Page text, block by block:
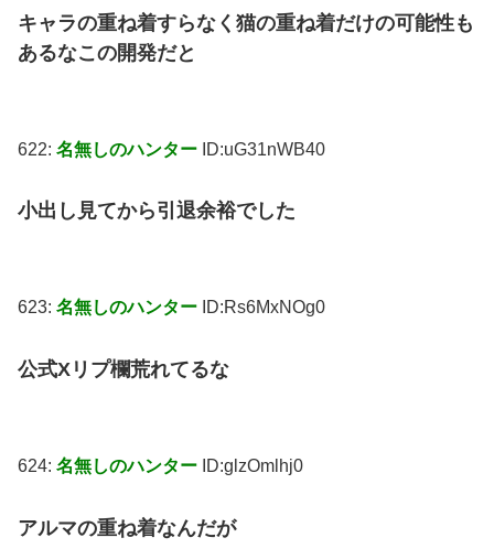
キャラの重ね着すらなく猫の重ね着だけの可能性も
あるなこの開発だと
622: 名無しのハンター ID:uG31nWB40
小出し見てから引退余裕でした
623: 名無しのハンター ID:Rs6MxNOg0
公式Xリプ欄荒れてるな
624: 名無しのハンター ID:glzOmlhj0
アルマの重ね着なんだが